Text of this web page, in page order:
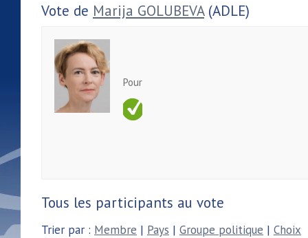
Vote de Marija GOLUBEVA(ADLE)
Pour
Tous les participants au vote
Trier par : Membre | Pays | Groupe politique | Choix